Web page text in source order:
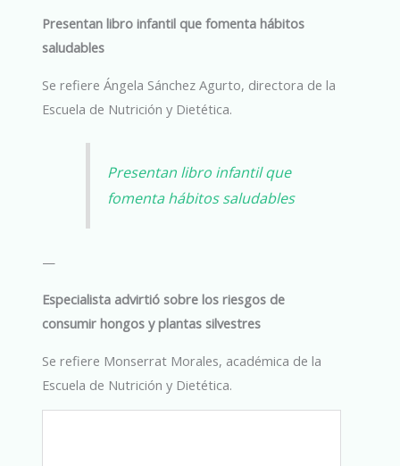
Presentan libro infantil que fomenta hábitos
saludables
Se refiere Ángela Sánchez Agurto, directora de la
Escuela de Nutrición y Dietética.
Presentan libro infantil que
fomenta hábitos saludables
—
Especialista advirtió sobre los riesgos de
consumir hongos y plantas silvestres
Se refiere Monserrat Morales, académica de la
Escuela de Nutrición y Dietética.